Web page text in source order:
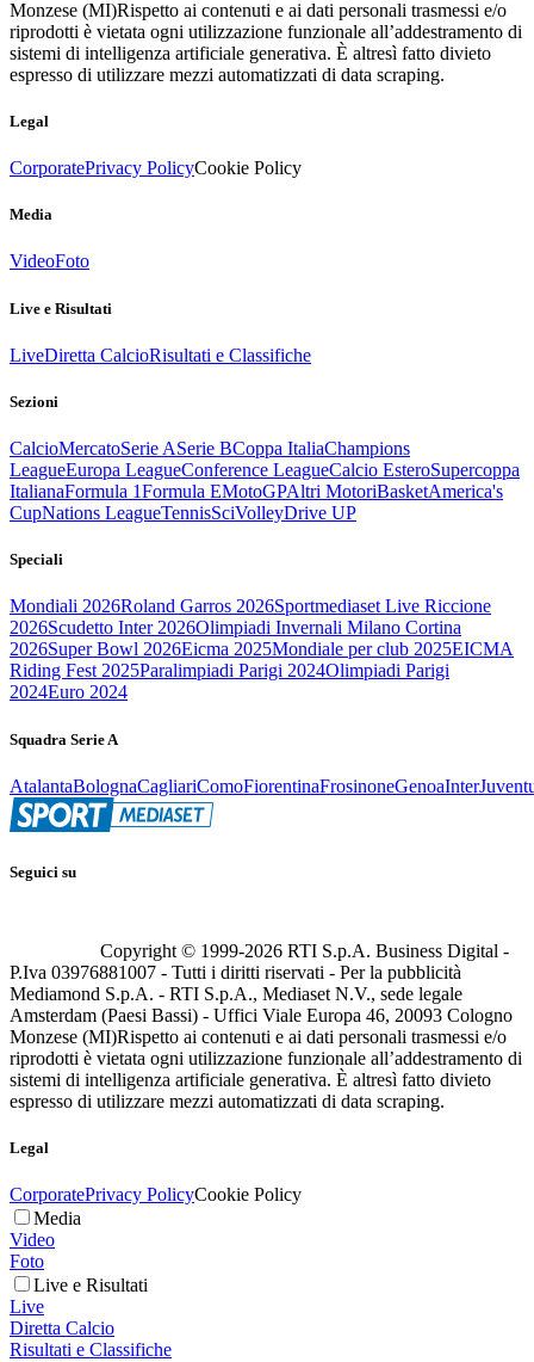
Monzese (MI)Rispetto ai contenuti e ai dati personali trasmessi e/o
riprodotti è vietata ogni utilizzazione funzionale all’addestramento di
sistemi di intelligenza artificiale generativa. È altresì fatto divieto
espresso di utilizzare mezzi automatizzati di data scraping.
Legal
CorporatePrivacy PolicyCookie Policy
Media
VideoFoto
Live e Risultati
LiveDiretta CalcioRisultati e Classifiche
Sezioni
CalcioMercatoSerie ASerie BCoppa ItaliaChampions
LeagueEuropa LeagueConference LeagueCalcio EsteroSupercoppa
ItalianaFormula 1Formula EMotoGPAltri MotoriBasketAmerica's
CupNations LeagueTennisSciVolleyDrive UP
Speciali
Mondiali 2026Roland Garros 2026Sportmediaset Live Riccione
2026Scudetto Inter 2026Olimpiadi Invernali Milano Cortina
2026Super Bowl 2026Eicma 2025Mondiale per club 2025EICMA
Riding Fest 2025Paralimpiadi Parigi 2024Olimpiadi Parigi
2024Euro 2024
Squadra Serie A
AtalantaBolognaCagliariComoFiorentinaFrosinoneGenoaInter
Seguici su
Copyright © 1999-2026 RTI S.p.A. Business Digital -
P.Iva 03976881007 - Tutti i diritti riservati - Per la pubblicità
Mediamond S.p.A. - RTI S.p.A., Mediaset N.V., sede legale
Amsterdam (Paesi Bassi) - Uffici Viale Europa 46, 20093 Cologno
Monzese (MI)Rispetto ai contenuti e ai dati personali trasmessi e/o
riprodotti è vietata ogni utilizzazione funzionale all’addestramento di
sistemi di intelligenza artificiale generativa. È altresì fatto divieto
espresso di utilizzare mezzi automatizzati di data scraping.
Legal
CorporatePrivacy PolicyCookie Policy
Media
Video
Foto
Live e Risultati
Live
Diretta Calcio
Risultati e Classifiche